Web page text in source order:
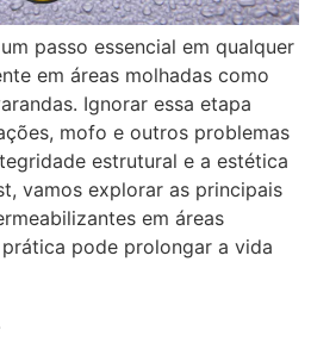
passo essencial em qualquer
em áreas molhadas como
Ignorar essa etapa
mofo e outros problemas
estrutural e a estética
vamos explorar as principais
em áreas
pode prolongar a vida